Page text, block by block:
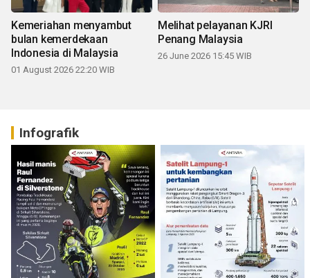
Kemeriahan menyambut
bulan kemerdekaan
Indonesia di Malaysia
01 August 2026 22:20 WIB
Melihat pelayanan KJRI
Penang Malaysia
26 June 2026 15:45 WIB
Infografik